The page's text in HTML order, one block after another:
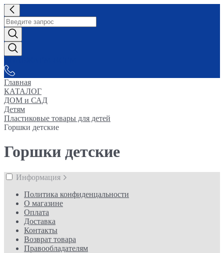
Главная
КАТАЛОГ
ДОМ и САД
Детям
Пластиковые товары для детей
Горшки детские
Горшки детские
Информация
Политика конфиденцальности
О магазине
Оплата
Доставка
Контакты
Возврат товара
Правообладателям